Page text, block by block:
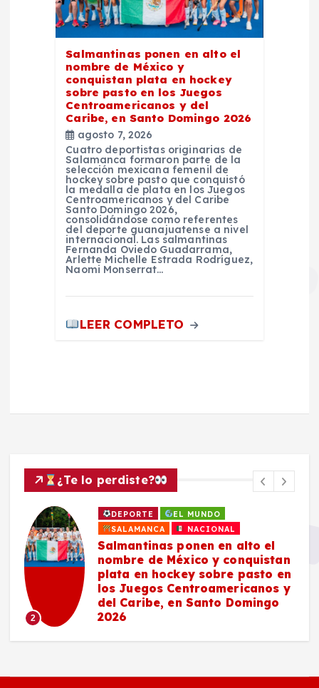
Salmantinas ponen en alto el
nombre de México y
conquistan plata en hockey
sobre pasto en los Juegos
Centroamericanos y del
Caribe, en Santo Domingo 2026
agosto 7, 2026
Cuatro deportistas originarias de
Salamanca formaron parte de la
selección mexicana femenil de
hockey sobre pasto que conquistó
la medalla de plata en los Juegos
Centroamericanos y del Caribe
Santo Domingo 2026,
consolidándose como referentes
del deporte guanajuatense a nivel
internacional. Las salmantinas
Fernanda Oviedo Guadarrama,
Arlette Michelle Estrada Rodríguez,
Naomi Monserrat…
LEER COMPLETO
¿Te lo perdiste?
2
DEPORTE
EL MUNDO
SALAMANCA
NACIONAL
Salmantinas ponen en alto el
nombre de México y conquistan
plata en hockey sobre pasto en
los Juegos Centroamericanos y
del Caribe, en Santo Domingo
2026